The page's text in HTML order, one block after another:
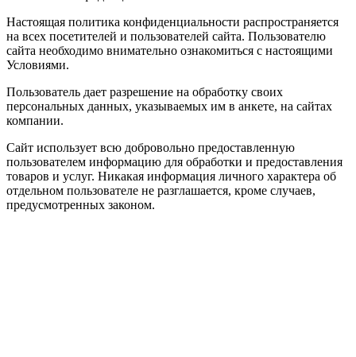
Настоящая политика конфиденциальности распространяется
на всех посетителей и пользователей сайта. Пользователю
сайта необходимо внимательно ознакомиться с настоящими
Условиями.
Пользователь дает разрешение на обработку своих
персональных данных, указываемых им в анкете, на сайтах
компании.
Сайт использует всю добровольно предоставленную
пользователем информацию для обработки и предоставления
товаров и услуг. Никакая информация личного характера об
отдельном пользователе не разглашается, кроме случаев,
предусмотренных законом.